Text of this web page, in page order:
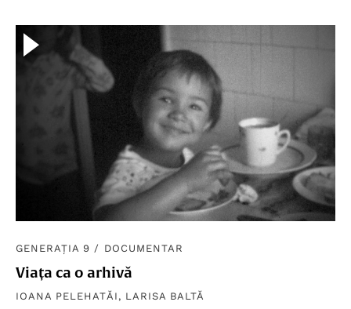
GENERAȚIA 9 / DOCUMENTAR
Viața ca o arhivă
IOANA PELEHATĂI , LARISA BALTĂ